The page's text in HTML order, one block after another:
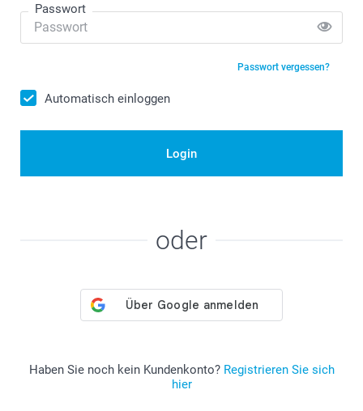
Passwort
Passwort vergessen?
Automatisch einloggen
Login
oder
Haben Sie noch kein Kundenkonto? Registrieren Sie sich
hier